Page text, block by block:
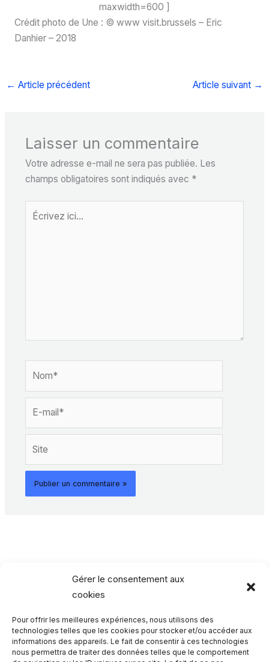
Gérer le consentement aux
cookies
Pour offrir les meilleures expériences, nous utilisons des
technologies telles que les cookies pour stocker et/ou accéder aux
informations des appareils. Le fait de consentir à ces technologies
nous permettra de traiter des données telles que le comportement
maxwidth=600 ]
Crédit photo de Une : © www visit.brussels – Eric
Danhier – 2018
← Article précédent Article suivant →
Laisser un commentaire
Votre adresse e-mail ne sera pas publiée. Les
champs obligatoires sont indiqués avec *
Écrivez
ici…
Rechercher…
R